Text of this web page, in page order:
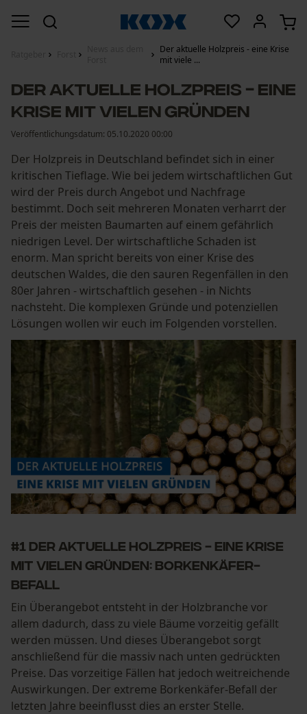
Der aktuelle Holzpreis - eine Krise
mit viele ...
Der aktuelle Holzpreis - eine
Krise mit vielen Gründen
Veröffentlichungsdatum: 05.10.2020 00:00
Der Holzpreis in Deutschland befindet sich in einer
kritischen Tieflage. Wie bei jedem wirtschaftlichen Gut
wird der Preis durch Angebot und Nachfrage
bestimmt. Doch seit mehreren Monaten verharrt der
Preis der meisten Baumarten auf einem gefährlich
niedrigen Level. Der wirtschaftliche Schaden ist
enorm. Man spricht bereits von einer Krise des
deutschen Waldes, die den sauren Regenfällen in den
80er Jahren - wirtschaftlich gesehen - in Nichts
nachsteht. Die komplexen Gründe und potenziellen
Lösungen wollen wir euch im Folgenden vorstellen.
#1 Der aktuelle Holzpreis - eine Krise
mit vielen Gründen: Borkenkäfer-
Befall
Ein Überangebot entsteht in der Holzbranche vor
allem dadurch, dass zu viele Bäume vorzeitig gefällt
werden müssen. Und dieses Überangebot sorgt
anschließend für die massiv nach unten gedrückten
Preise. Das vorzeitige Fällen hat jedoch weitreichende
Auswirkungen. Der extreme Borkenkäfer-Befall der
letzten Jahre beeinflusst dies an erster Stelle.